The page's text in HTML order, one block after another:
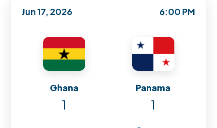
Jun 17, 2026 6:00 PM
Ghana Panama
1 1